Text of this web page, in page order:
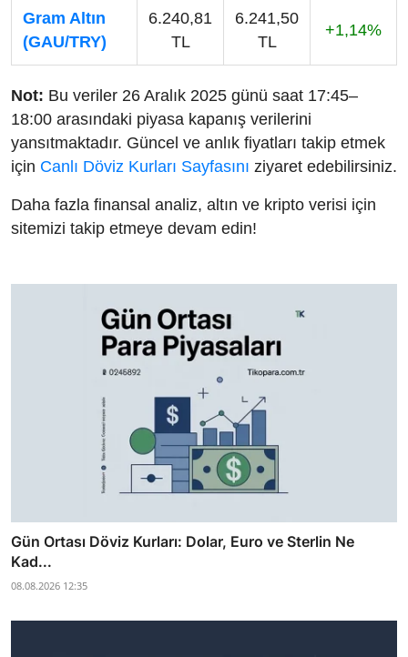
Gram Altın
(GAU/TRY)
6.240,81
TL
6.241,50
TL
+1,14%
Not: Bu veriler 26 Aralık 2025 günü saat 17:45–
18:00 arasındaki piyasa kapanış verilerini
yansıtmaktadır. Güncel ve anlık fiyatları takip etmek
için Canlı Döviz Kurları Sayfasını ziyaret edebilirsiniz.
Daha fazla finansal analiz, altın ve kripto verisi için
sitemizi takip etmeye devam edin!
Gün Ortası Döviz Kurları: Dolar, Euro ve Sterlin Ne
Kad...
08.08.2026 12:35